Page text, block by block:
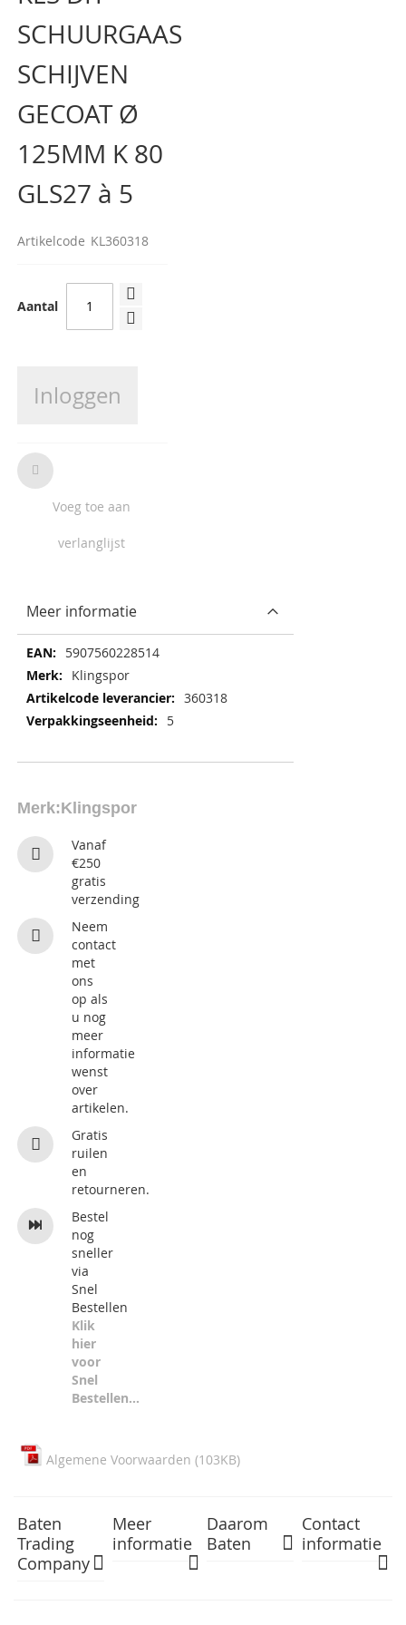
begin
van
de
afbeeldingen-
gallerij
SCHUURGAAS
SCHIJVEN
GECOAT Ø
125MM K 80
GLS27 à 5
Artikelcode KL360318
Aantal
Inloggen
Voeg toe aan
verlanglijst
Merk:Klingspor
Vanaf
€250
gratis
verzending
Neem
contact
met
ons
op als
u nog
meer
informatie
wenst
over
artikelen.
Gratis
ruilen
en
retourneren.
Bestel
nog
sneller
via
Snel
Bestellen
Klik
hier
voor
Snel
Bestellen...
Meer informatie
Meer
informatie
5907560228514
Klingspor
360318
5
Algemene Voorwaarden (103KB)
Baten
Trading
Company
Meer
informatie
Daarom
Baten
Contact
informatie